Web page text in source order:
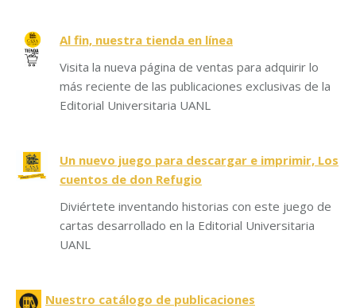
Al fin, nuestra tienda en línea
Visita la nueva página de ventas para adquirir lo
más reciente de las publicaciones exclusivas de la
Editorial Universitaria UANL
Un nuevo juego para descargar e imprimir, Los
cuentos de don Refugio
Diviértete inventando historias con este juego de
cartas desarrollado en la Editorial Universitaria
UANL
Nuestro catálogo de publicaciones